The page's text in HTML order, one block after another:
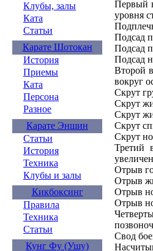
Клубы, залы
Ката
Статьи
Карате Шотокан
История
Приемы
Ката
Персона
Разное
Карате Эншин
Статьи
История
Техника
Клубы и залы
Кикбоксинг
Правила
Техника
Статьи
Кунг Фу (Ушу)
Первый
уровня
Подсад
Подсад
Подсад
Второй
вокруг
Скрут
Скрут
Скрут
Скрут
Скрут
Третий
Отрыв
Отрыв
Отрыв
Отрыв
Свод